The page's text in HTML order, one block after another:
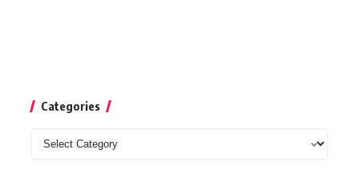
Categories
Categories